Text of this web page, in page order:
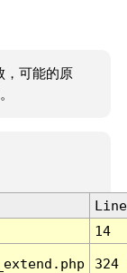
，可能的原
Line
14
324